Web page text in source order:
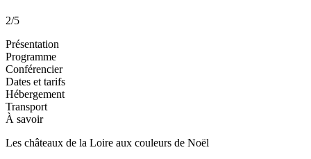
2/5
Présentation
Programme
Conférencier
Dates et tarifs
Hébergement
Transport
À savoir
Les châteaux de la Loire aux couleurs de Noël